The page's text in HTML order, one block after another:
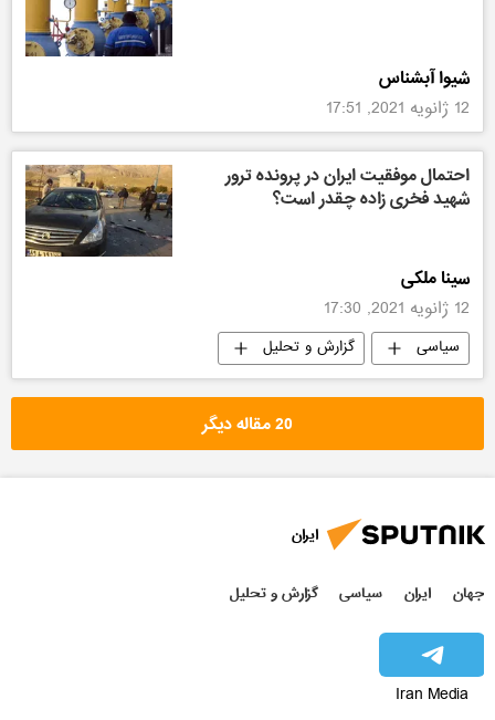
شیوا آبشناس
12 ژانویه 2021, 17:51
احتمال موفقیت ایران در پرونده ترور
شهید فخری زاده چقدر است؟
سینا ملکی
12 ژانویه 2021, 17:30
سیاسی گزارش و تحلیل
20 مقاله دیگر
ایران
جهان ایران سیاسی گزارش و تحلیل
Iran Media